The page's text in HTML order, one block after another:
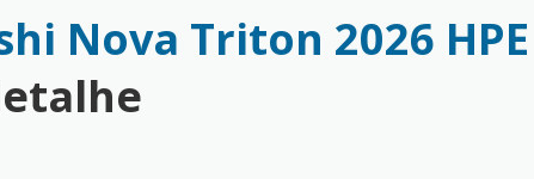
Nova Triton 2026 HPE